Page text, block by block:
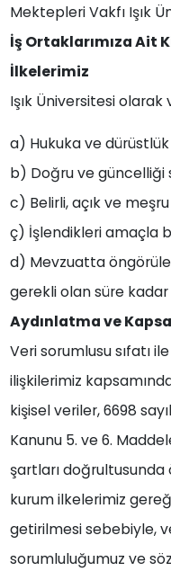
Mektepleri Vakfı Işık
İş Ortaklarımıza Ait
İlkelerimiz
Işık Üniversitesi olarak
a) Hukuka ve
b) Doğru ve güncelliği
c) Belirli, açık ve
ç) İşlendikleri amaçla
d) Mevzuatta
gerekli olan süre
Aydınlatma ve
Veri sorumlusu sıfatı
ilişkilerimiz
kişisel veriler, 6698
Kanunu 5. ve 6.
şartları doğrultusunda
kurum ilkelerimiz
getirilmesi sebebiyle,
sorumluluğumuz ve